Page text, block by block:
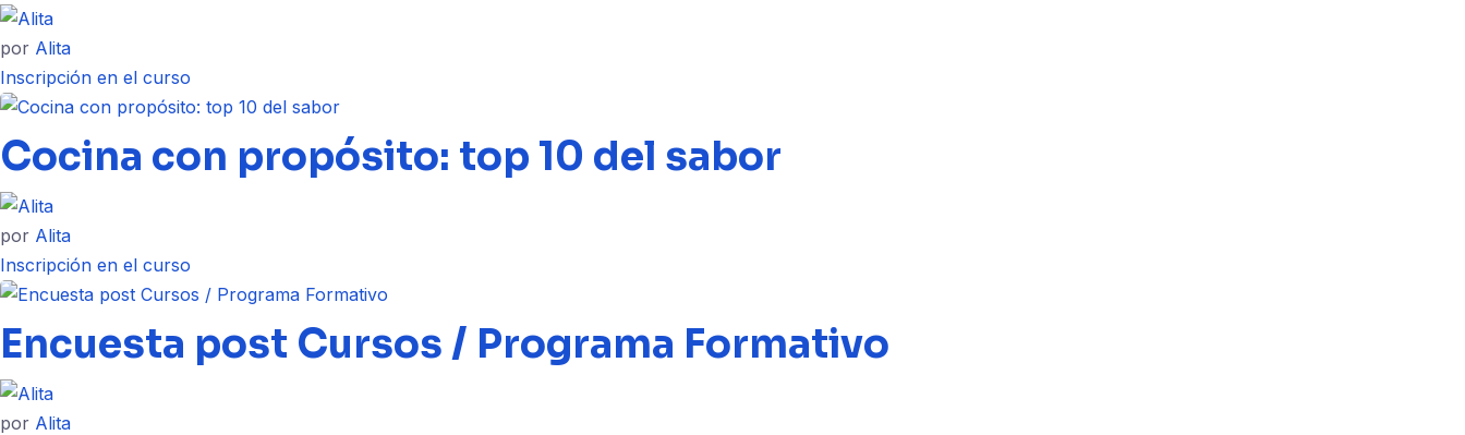
por Alita
Inscripción en el curso
Cocina con propósito: top 10 del sabor
por Alita
Inscripción en el curso
Encuesta post Cursos / Programa Formativo
por Alita